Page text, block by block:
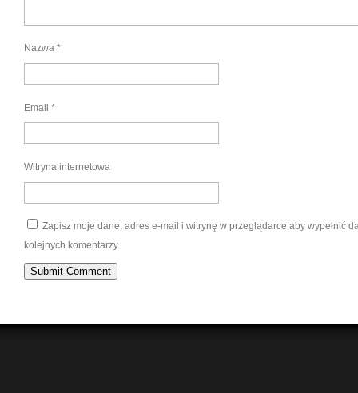
Nazwa *
Email *
Witryna internetowa
Zapisz moje dane, adres e-mail i witrynę w przeglądarce aby wypełnić
kolejnych komentarzy.